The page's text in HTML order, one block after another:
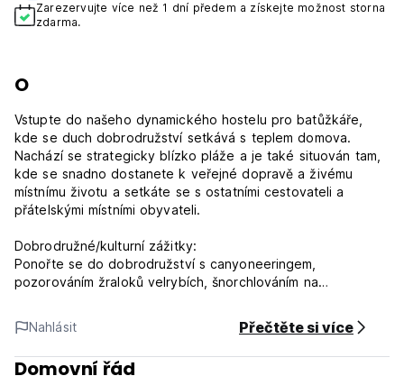
Zarezervujte více než 1 dní předem a získejte možnost storna
zdarma.
O
Vstupte do našeho dynamického hostelu pro batůžkáře,
kde se duch dobrodružství setkává s teplem domova.
Nachází se strategicky blízko pláže a je také situován tam,
kde se snadno dostanete k veřejné dopravě a živému
místnímu životu a setkáte se s ostatními cestovateli a
přátelskými místními obyvateli.
Dobrodružné/kulturní zážitky:
Ponořte se do dobrodružství s canyoneeringem,
pozorováním žraloků velrybích, šnorchlováním na
po ostrovech a horolezectvím.
Komfortní vybavení:
Užijte si řadu vybavení navržené pro vaše pohodlí, včetně
Nahlásit Přečtěte si více
Domovní řád